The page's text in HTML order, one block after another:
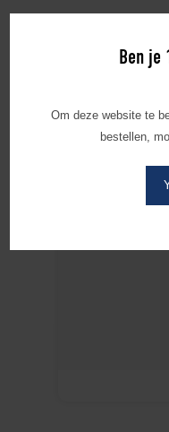
Ben je
Om deze website te
bestellen,
Download hier onze logo’s
Geen inhoud
pagina opnieuw te